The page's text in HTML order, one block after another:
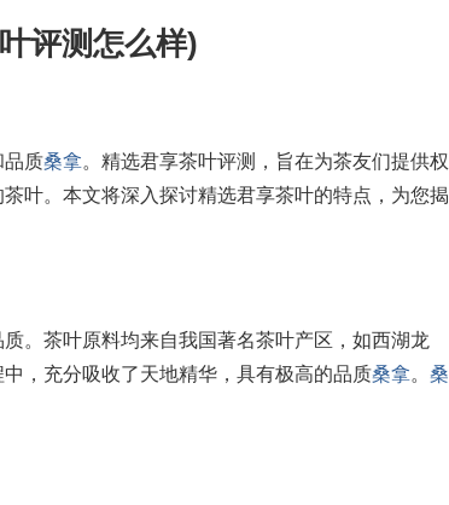
评测怎么样)
品质桑拿。精选君享茶叶评测，旨在为茶友们提供权
叶。本文将深入探讨精选君享茶叶的特点，为您揭
。茶叶原料均来自我国著名茶叶产区，如西湖龙
，充分吸收了天地精华，具有极高的品质桑拿。 桑